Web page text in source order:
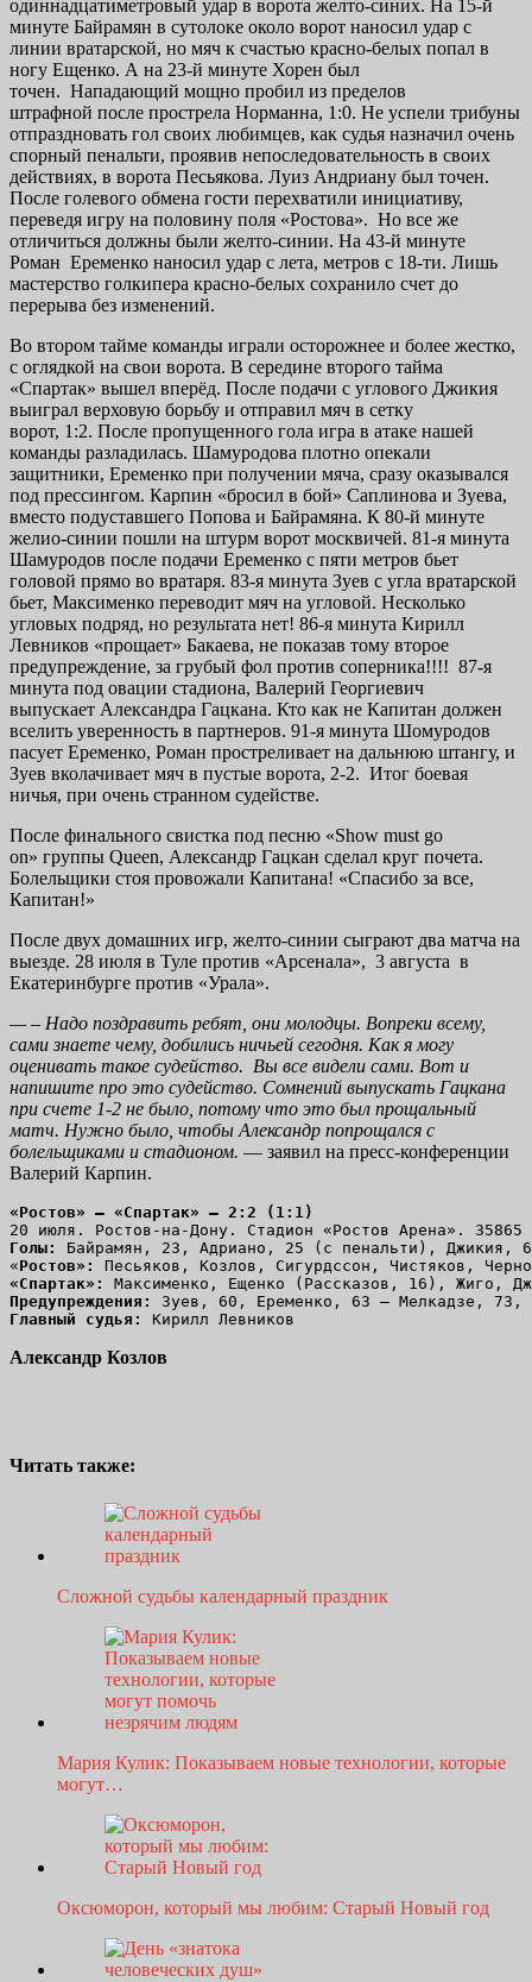
одиннадцатиметровый удар в ворота желто-синих. На 15-й
минуте Байрамян в сутолоке около ворот наносил удар с
линии вратарской, но мяч к счастью красно-белых попал в
ногу Ещенко. А на 23-й минуте Хорен был
точен. Нападающий мощно пробил из пределов
штрафной после прострела Норманна, 1:0. Не успели трибуны
отпраздновать гол своих любимцев, как судья назначил очень
спорный пенальти, проявив непоследовательность в своих
действиях, в ворота Песьякова. Луиз Андриану был точен.
После голевого обмена гости перехватили инициативу,
переведя игру на половину поля «Ростова». Но все же
отличиться должны были желто-синии. На 43-й минуте
Роман Еременко наносил удар с лета, метров с 18-ти. Лишь
мастерство голкипера красно-белых сохранило счет до
перерыва без изменений.
Во втором тайме команды играли осторожнее и более жестко,
с оглядкой на свои ворота. В середине второго тайма
«Спартак» вышел вперёд. После подачи с углового Джикия
выиграл верховую борьбу и отправил мяч в сетку
ворот, 1:2. После пропущенного гола игра в атаке нашей
команды разладилась. Шамуродова плотно опекали
защитники, Еременко при получении мяча, сразу оказывался
под прессингом. Карпин «бросил в бой» Саплинова и Зуева,
вместо подуставшего Попова и Байрамяна. К 80-й минуте
желио-синии пошли на штурм ворот москвичей. 81-я минута
Шамуродов после подачи Еременко с пяти метров бьет
головой прямо во вратаря. 83-я минута Зуев с угла вратарской
бьет, Максименко переводит мяч на угловой. Несколько
угловых подряд, но результата нет! 86-я минута Кирилл
Левников «прощает» Бакаева, не показав тому второе
предупреждение, за грубый фол против соперника!!!! 87-я
минута под овации стадиона, Валерий Георгиевич
выпускает Александра Гацкана. Кто как не Капитан должен
вселить уверенность в партнеров. 91-я минута Шомуродов
пасует Еременко, Роман простреливает на дальнюю штангу, и
Зуев вколачивает мяч в пустые ворота, 2-2. Итог боевая
ничья, при очень странном судействе.
После финального свистка под песню «Show must go
on» группы Queen, Александр Гацкан сделал круг почета.
Болельщики стоя провожали Капитана! «Спасибо за все,
Капитан!»
После двух домашних игр, желто-синии сыграют два матча на
выезде. 28 июля в Туле против «Арсенала», 3 августа в
Екатеринбурге против «Урала».
—– Надо поздравить ребят, они молодцы. Вопреки всему,
сами знаете чему, добились ничьей сегодня. Как я могу
оценивать такое судейство. Вы все видели сами. Вот и
напишите про это судейство. Сомнений выпускать Гацкана
при счете 1-2 не было, потому что это был прощальный
матч. Нужно было, чтобы Александр попрощался с
болельщиками и стадионом. — заявил на пресс-конференции
Валерий Карпин.
«Ростов» — «Спартак» — 2:2 (1:1)
20 июля. Ростов-на-Дону. Стадион «Ростов Арена».
Голы:
Байрамян, 23, Адриано, 25 (с пенальти),
«Ростов»:
Песьяков, Козлов, Сигурдссон, Чистяков,
«Спартак»:
Максименко, Ещенко (Рассказов, 16), Жиго,
Предупреждения:
Зуев, 60, Еременко, 63 – Мелкадзе,
Главный судья:
Кирилл Левников
Александр Козлов
Читать также:
Сложной судьбы календарный праздник
Мария Кулик: Показываем новые технологии, которые
могут…
Оксюморон, который мы любим: Старый Новый год